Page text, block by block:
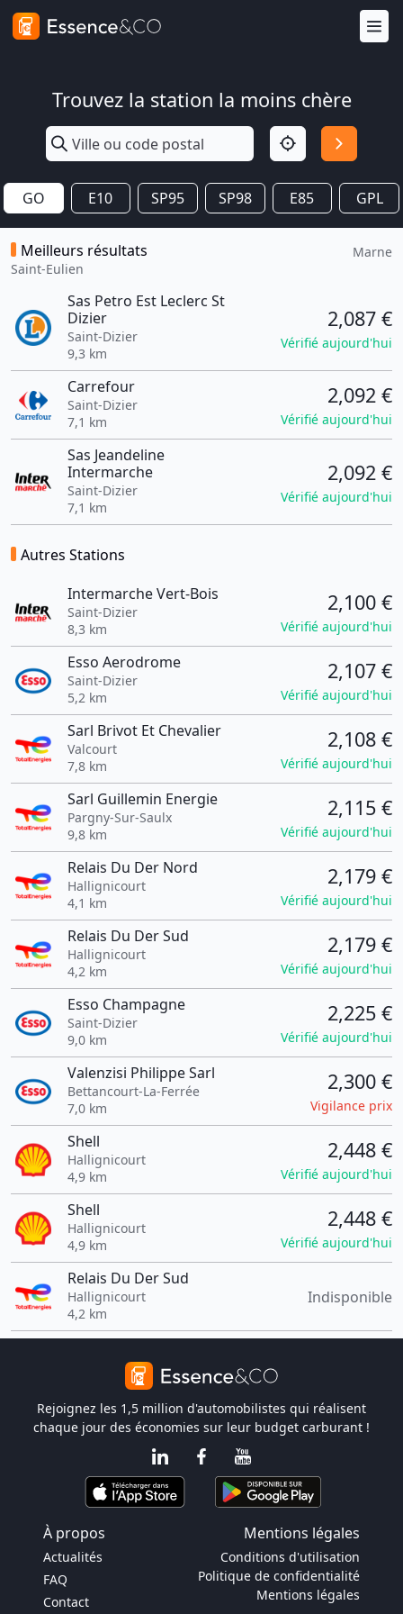
Trouvez la station la moins chère
GO E10 SP95 SP98 E85 GPL
Meilleurs résultats
Saint-Eulien
Marne
Sas Petro Est Leclerc St
Dizier
Saint-Dizier
9,3 km
2,087 €
Vérifié aujourd'hui
Carrefour
Saint-Dizier
7,1 km
2,092 €
Vérifié aujourd'hui
Sas Jeandeline
Intermarche
Saint-Dizier
7,1 km
2,092 €
Vérifié aujourd'hui
Autres Stations
Intermarche Vert-Bois
Saint-Dizier
8,3 km
2,100 €
Vérifié aujourd'hui
Esso Aerodrome
Saint-Dizier
5,2 km
2,107 €
Vérifié aujourd'hui
Sarl Brivot Et Chevalier
Valcourt
7,8 km
2,108 €
Vérifié aujourd'hui
Sarl Guillemin Energie
Pargny-Sur-Saulx
9,8 km
2,115 €
Vérifié aujourd'hui
Relais Du Der Nord
Hallignicourt
4,1 km
2,179 €
Vérifié aujourd'hui
Relais Du Der Sud
Hallignicourt
4,2 km
2,179 €
Vérifié aujourd'hui
Esso Champagne
Saint-Dizier
9,0 km
2,225 €
Vérifié aujourd'hui
Valenzisi Philippe Sarl
Bettancourt-La-Ferrée
7,0 km
2,300 €
Vigilance prix
Shell
Hallignicourt
4,9 km
2,448 €
Vérifié aujourd'hui
Shell
Hallignicourt
4,9 km
2,448 €
Vérifié aujourd'hui
Relais Du Der Sud
Hallignicourt
4,2 km
Indisponible
Rejoignez les 1,5 million d'automobilistes qui réalisent
chaque jour des économies sur leur budget carburant !
À propos Mentions légales
Actualités
FAQ
Contact
Conditions d'utilisation
Politique de confidentialité
Mentions légales